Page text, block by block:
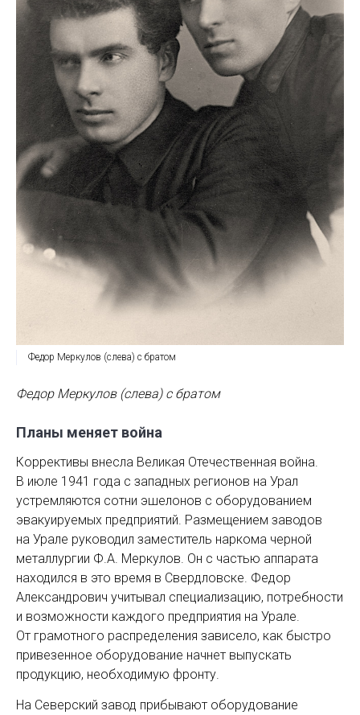
Федор Меркулов (слева) с братом
Федор Меркулов (слева) с братом
Планы меняет война
Коррективы внесла Великая Отечественная война.
В июле 1941 года с западных регионов на Урал
устремляются сотни эшелонов с оборудованием
эвакуируемых предприятий. Размещением заводов
на Урале руководил заместитель наркома черной
металлургии Ф.А. Меркулов. Он с частью аппарата
находился в это время в Свердловске. Федор
Александрович учитывал специализацию, потребности
и возможности каждого предприятия на Урале.
От грамотного распределения зависело, как быстро
привезенное оборудование начнет выпускать
продукцию, необходимую фронту.
На Северский завод прибывают оборудование